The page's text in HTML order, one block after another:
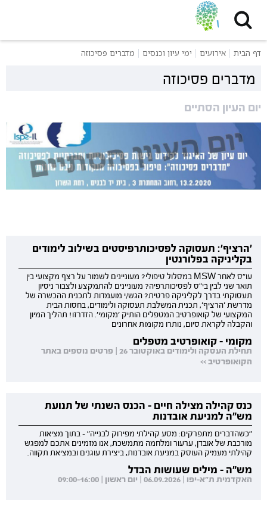
דף הבית אירועים ימי עיון וכנסים מדברים פסיכוזה
מדברים פסיכוזה
יום העיון הסתיים
'הרציף': תעסוקה לפסיכותרפיסטים בשילוב לימודים
בקליניקה בפלורנטין
עו"ס לאחר MSW במסלול טיפולי? מעוניינים לשמור על רצף מקצועי בין
תואר שני לבין בי"ס לפסיכותרפיה? מעוניינים להתמקצע ולצבור ניסיון
תעסוקתי בדרך לקליניקה פרטית? הגש/י מועמדות לתכנית ההכשרה של
מדרשת 'הרציף', תכנית המשלבת תעסוקה ולימודים, בחסות הבית
המקצועי של קואופרטיב המטפלים הותיק 'מקומי'. הזדרזו! תהליך המיון
והקבלה לקראת סיום, נותרו מקומות אחרונים
מקומי - קואופרטיב מטפלים
תחילת העסקה ולימודים באוקטובר 26 | פרטים נוספים באתר
הקואופרטיב >>
כנס קהילה מצילה חיים - הכנס השנתי של תנועת
מש"ה למניעת אובדנות
"כשהדברים מתפרקים: מסע קהילתי מפירוק לבנייה" - בתוך מציאות
מורכבת של אובדן, ערעור ומלחמה מתמשכת, אנו מזמינים אתכם למפגש
קהילתי מעמיק העוסק במניעת אובדנות, ביצירת עוגנים ובמציאת תקווה.
מש"ה - מילים שעושות הבדל
האקדמית ת"א-יפו | 06.09.2026 | יום ראשון | 09:00-16:00